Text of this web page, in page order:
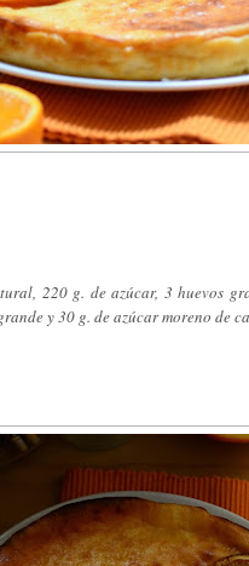
220 g. de azúcar, 3 huevos
y 30 g. de azúcar moreno de